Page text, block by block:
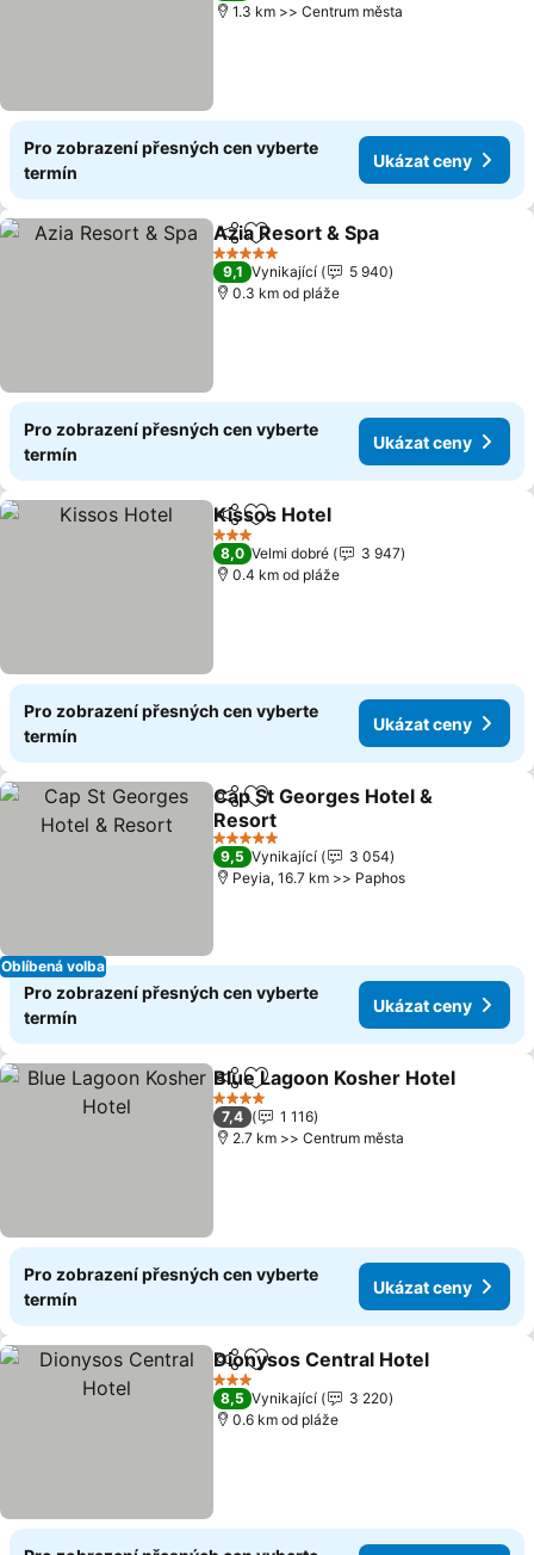
1.3 km >> Centrum města
Pro zobrazení přesných cen vyberte
termín
Ukázat ceny
SdíletPřidat na seznam oblíbených
Azia Resort & Spa
5 Počet hvězdiček
9,1 Vynikající
5 940
0.3 km od pláže
Pro zobrazení přesných cen vyberte
termín
Ukázat ceny
SdíletPřidat na seznam oblíbených
Kissos Hotel
3 Počet hvězdiček
8,0 Velmi dobré
3 947
0.4 km od pláže
Pro zobrazení přesných cen vyberte
termín
Ukázat ceny
Oblíbená volba
SdíletPřidat na seznam oblíbených
Cap St Georges Hotel &
Resort
Ukázat ceny
5 Počet hvězdiček
9,5 Vynikající
3 054
Peyia, 16.7 km >> Paphos
Pro zobrazení přesných cen vyberte
termín
Ukázat ceny
SdíletPřidat na seznam oblíbených
Blue Lagoon Kosher Hotel
4 Počet hvězdiček
7,4
1 116
2.7 km >> Centrum města
Pro zobrazení přesných cen vyberte
termín
Ukázat ceny
SdíletPřidat na seznam oblíbených
Dionysos Central Hotel
3 Počet hvězdiček
8,5 Vynikající
3 220
0.6 km od pláže